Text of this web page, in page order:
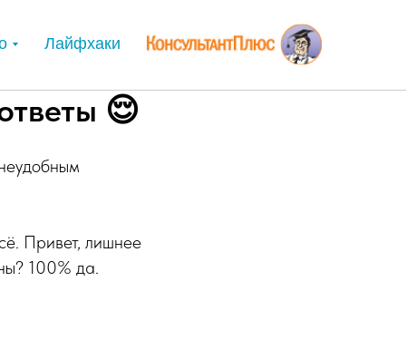
Лайфхаки
😌
Привет, лишнее
100% да.